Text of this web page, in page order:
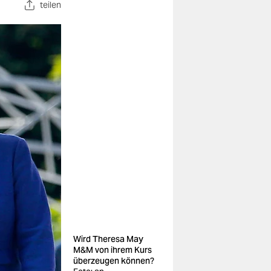
teilen
Wird Theresa May
M&M von ihrem Kurs
überzeugen können?